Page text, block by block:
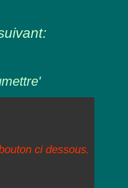
ci dessous.